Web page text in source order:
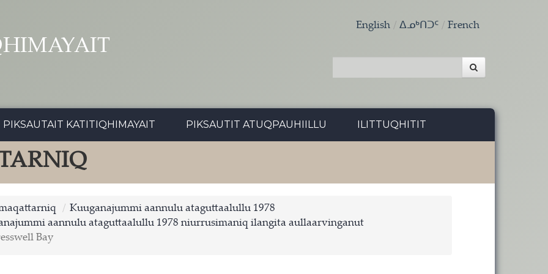
English ᐃᓄᒃᑎᑐᑦ French
PIKSAUTAIT KATITIQHIMAYAIT PIKSAUTIT ATUQPAUHIILLU ILITTUQHITIT
Kuuganajummi aannulu ataguttaalullu 1978
aannulu ataguttaalullu 1978 niurrusimaniq ilangita aullaarvinganut
Bay